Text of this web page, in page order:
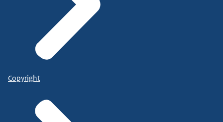
Copyright